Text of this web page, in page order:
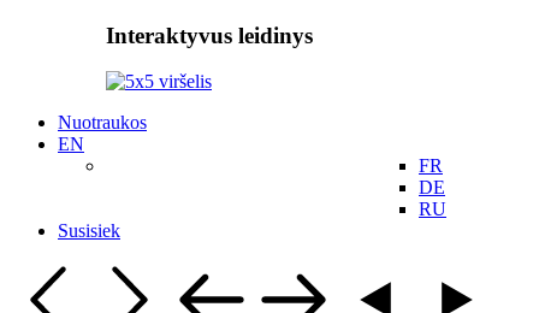
Interaktyvus leidinys
Nuotraukos
EN
FR
DE
RU
Susisiek